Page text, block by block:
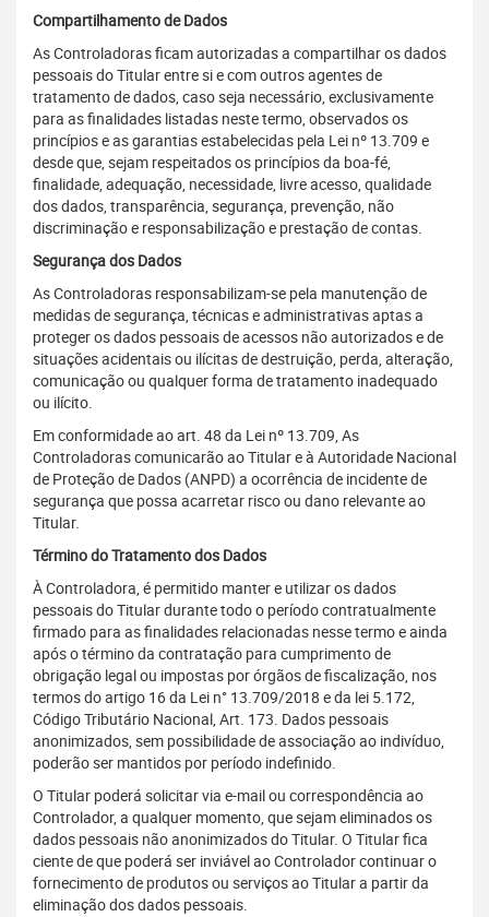
Compartilhamento de Dados
As Controladoras ficam autorizadas a compartilhar os dados
pessoais do Titular entre si e com outros agentes de
tratamento de dados, caso seja necessário, exclusivamente
para as finalidades listadas neste termo, observados os
princípios e as garantias estabelecidas pela Lei nº 13.709 e
desde que, sejam respeitados os princípios da boa-fé,
finalidade, adequação, necessidade, livre acesso, qualidade
dos dados, transparência, segurança, prevenção, não
discriminação e responsabilização e prestação de contas.
Segurança dos Dados
As Controladoras responsabilizam-se pela manutenção de
medidas de segurança, técnicas e administrativas aptas a
proteger os dados pessoais de acessos não autorizados e de
situações acidentais ou ilícitas de destruição, perda, alteração,
comunicação ou qualquer forma de tratamento inadequado
ou ilícito.
Em conformidade ao art. 48 da Lei nº 13.709, As
Controladoras comunicarão ao Titular e à Autoridade Nacional
de Proteção de Dados (ANPD) a ocorrência de incidente de
segurança que possa acarretar risco ou dano relevante ao
Titular.
Término do Tratamento dos Dados
À Controladora, é permitido manter e utilizar os dados
pessoais do Titular durante todo o período contratualmente
firmado para as finalidades relacionadas nesse termo e ainda
após o término da contratação para cumprimento de
obrigação legal ou impostas por órgãos de fiscalização, nos
termos do artigo 16 da Lei n° 13.709/2018 e da lei 5.172,
Código Tributário Nacional, Art. 173. Dados pessoais
anonimizados, sem possibilidade de associação ao indivíduo,
poderão ser mantidos por período indefinido.
O Titular poderá solicitar via e-mail ou correspondência ao
Controlador, a qualquer momento, que sejam eliminados os
dados pessoais não anonimizados do Titular. O Titular fica
ciente de que poderá ser inviável ao Controlador continuar o
fornecimento de produtos ou serviços ao Titular a partir da
eliminação dos dados pessoais.